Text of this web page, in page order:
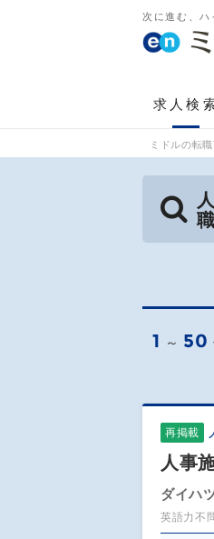
次に進む、ハ
求人検
ミドルの転
1 ～ 50
再掲載
人事
ダイハ
英語力不